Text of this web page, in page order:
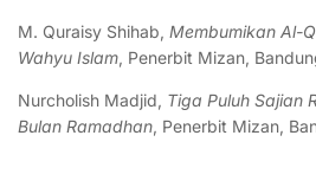
M. Quraisy Shihab, Membumikan Al-
Wahyu Islam, Penerbit Mizan,
Nurcholish Madjid, Tiga Puluh Sajian
Bulan Ramadhan, Penerbit Mizan,